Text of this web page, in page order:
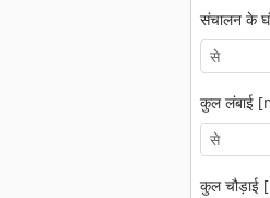
संचालन के
कुल लंबाई
कुल चौड़ाई